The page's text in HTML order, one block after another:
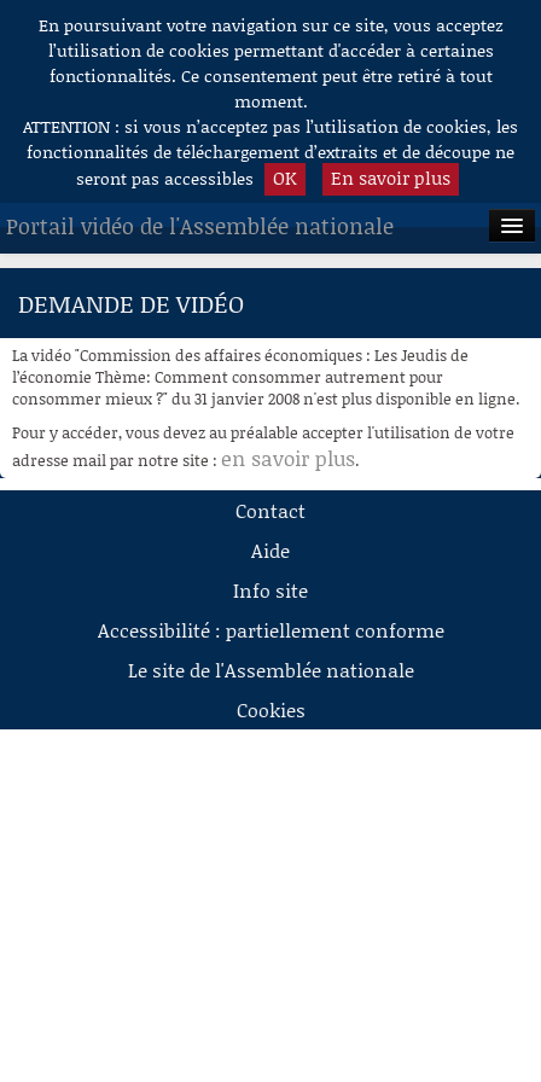
Aller au contenu
En poursuivant votre navigation sur ce site, vous acceptez
l’utilisation de cookies permettant d'accéder à certaines
fonctionnalités. Ce consentement peut être retiré à tout
moment.
ATTENTION : si vous n’acceptez pas l’utilisation de cookies, les
fonctionnalités de téléchargement d’extraits et de découpe ne
seront pas accessibles
OK En savoir plus
Portail vidéo de l'Assemblée nationale
ACCUEIL
À LA DEMANDE
RECHERCHE
AIDE À LA DÉCOUPE
DE VIDÉOS
DEMANDE DE VIDÉO
La vidéo "Commission des affaires économiques : Les Jeudis de
l’économie Thème: Comment consommer autrement pour
consommer mieux ?" du 31 janvier 2008 n'est plus disponible en ligne.
Pour y accéder, vous devez au préalable accepter l'utilisation de votre
adresse mail par notre site : en savoir plus.
Contact
Aide
Info site
Accessibilité : partiellement conforme
Le site de l'Assemblée nationale
Cookies